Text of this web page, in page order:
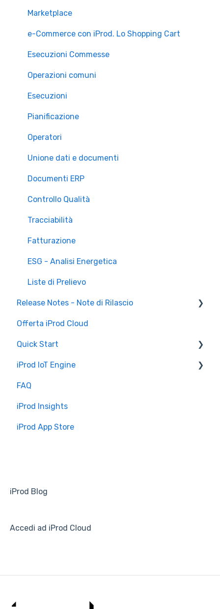
Marketplace
e-Commerce con iProd. Lo Shopping Cart
Esecuzioni Commesse
Operazioni comuni
Esecuzioni
Pianificazione
Operatori
Unione dati e documenti
Documenti ERP
Controllo Qualità
Tracciabilità
Fatturazione
ESG - Analisi Energetica
Liste di Prelievo
Release Notes - Note di Rilascio
iProd Cloud
iProd Tablet
Offerta iProd Cloud
Quick Start
Configurazioni Software
iProd IoT Engine
Introduzione
Installazione e Configurazione
FAQ
iProd Insights
iProd App Store
iProd Blog
Accedi ad iProd Cloud